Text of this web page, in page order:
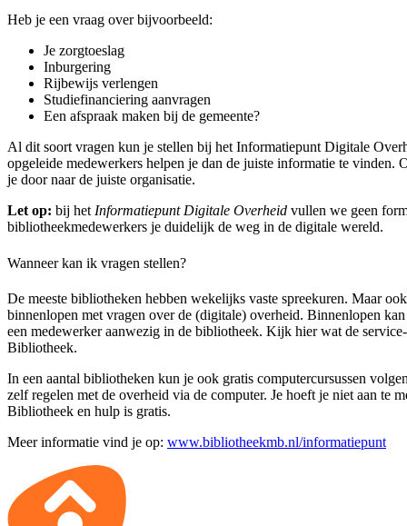
Heb je een vraag over bijvoorbeeld:
Je zorgtoeslag
Inburgering
Rijbewijs verlengen
Studiefinanciering aanvragen
Een afspraak maken bij de gemeente?
Al dit soort vragen kun je stellen bij het Informatiepunt Digitale
opgeleide medewerkers helpen je dan de juiste informatie te vinden.
je door naar de juiste organisatie.
Let op: bij het Informatiepunt Digitale Overheid vullen we geen
bibliotheekmedewerkers je duidelijk de weg in de digitale wereld.
Wanneer kan ik vragen stellen?
De meeste bibliotheken hebben wekelijks vaste spreekuren. Maar
binnenlopen met vragen over de (digitale) overheid. Binnenlopen
een medewerker aanwezig in de bibliotheek. Kijk hier wat de
Bibliotheek.
In een aantal bibliotheken kun je ook gratis computercursussen
zelf regelen met de overheid via de computer. Je hoeft je niet aan te
Bibliotheek en hulp is gratis.
Meer informatie vind je op: www.bibliotheekmb.nl/informatiepunt